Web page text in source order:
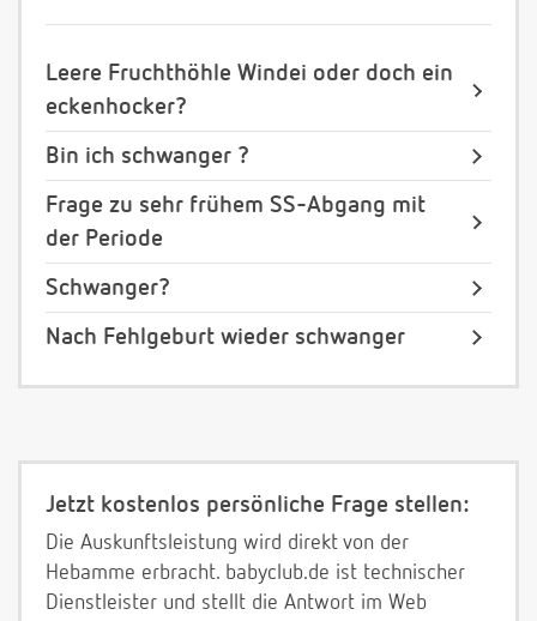
Leere Fruchthöhle Windei oder doch ein
eckenhocker?
Bin ich schwanger ?
Frage zu sehr frühem SS-Abgang mit
der Periode
Schwanger?
Nach Fehlgeburt wieder schwanger
Jetzt kostenlos persönliche Frage stellen:
Die Auskunftsleistung wird direkt von der
Hebamme erbracht. babyclub.de ist technischer
Dienstleister und stellt die Antwort im Web